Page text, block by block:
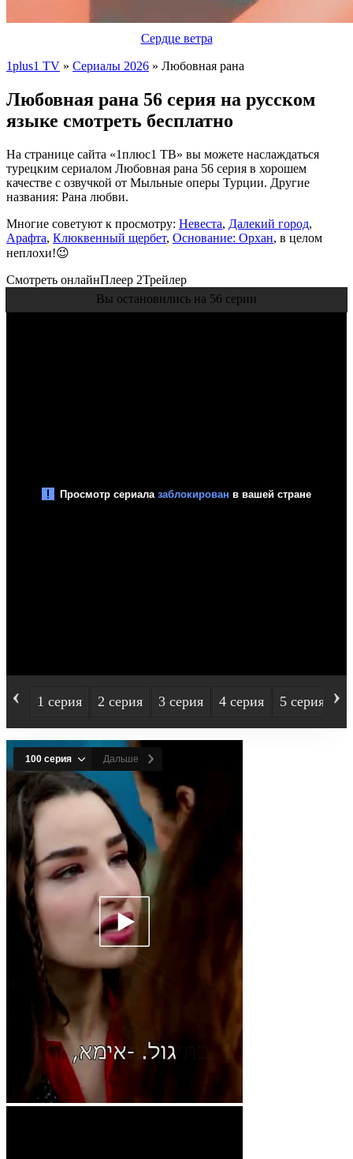
Сердце ветра
1plus1 TV » Сериалы 2026 » Любовная рана
Любовная рана 56 серия на русском
языке смотреть бесплатно
На странице сайта «1плюс1 ТВ» вы можете наслаждаться
турецким сериалом Любовная рана 56 серия в хорошем
качестве с озвучкой от Мыльные оперы Турции. Другие
названия: Рана любви.
Многие советуют к просмотру: Невеста, Далекий город,
Арафта, Клюквенный щербет, Основание: Орхан, в целом
неплохи!😉
Смотреть онлайнПлеер 2Трейлер
Вы остановились на 56 серии
‹ 1 серия 2 серия 3 серия 4 серия 5 серия ›